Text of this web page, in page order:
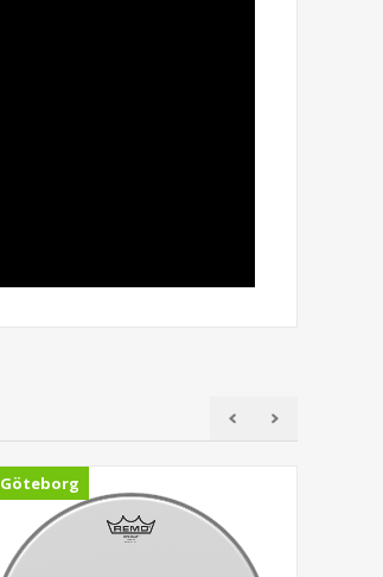
Göteborg